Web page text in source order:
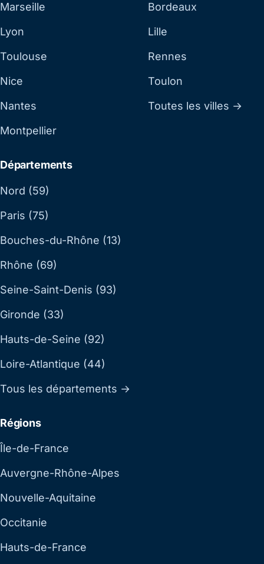
Marseille
Lyon
Toulouse
Nice
Nantes
Montpellier
Bordeaux
Lille
Rennes
Toulon
Toutes les villes →
Départements
Nord (59)
Paris (75)
Bouches-du-Rhône (13)
Rhône (69)
Seine-Saint-Denis (93)
Gironde (33)
Hauts-de-Seine (92)
Loire-Atlantique (44)
Tous les départements →
Régions
Île-de-France
Auvergne-Rhône-Alpes
Nouvelle-Aquitaine
Occitanie
Hauts-de-France